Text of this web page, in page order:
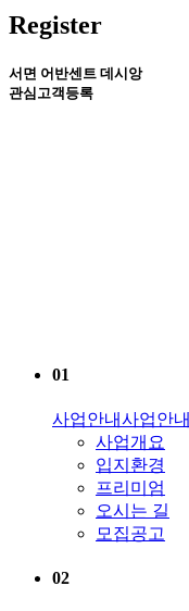
Register
서면 어반센트 데시앙
관심고객등록
01
사업안내사업안내
사업개요
입지환경
프리미엄
오시는 길
모집공고
02